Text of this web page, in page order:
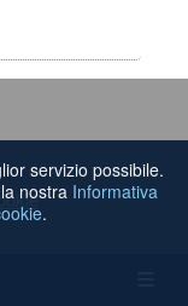
servizio possibile.
nostra Informativa
.